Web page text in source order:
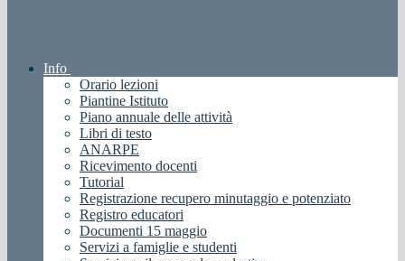
Info
Orario lezioni
Piantine Istituto
Piano annuale delle attività
Libri di testo
ANARPE
Ricevimento docenti
Tutorial
Registrazione recupero minutaggio e potenziato
Registro educatori
Documenti 15 maggio
Servizi a famiglie e studenti